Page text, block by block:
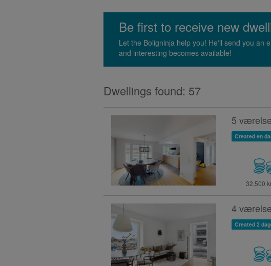
Be first to receive new
Let the Boligninja help you! He'll send you an
and interesting becomes available!
Dwellings found: 57
5
Created en
32,500
4
Created 2